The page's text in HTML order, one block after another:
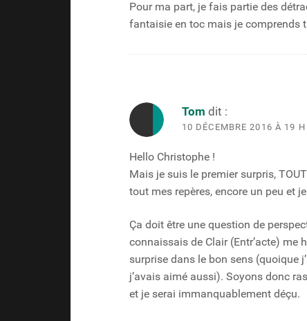
Pour ma part, je fais partie des
fantaisie en toc mais je comprends
Tom dit :
10 DÉCEMBRE 2016 À 19
Hello Christophe !
Mais je suis le premier surpris,
tout mes repères, encore un peu et
Ça doit être une question de
connaissais de Clair (Entr’acte) me
surprise dans le bon sens (quoique
j’avais aimé aussi). Soyons donc
et je serai immanquablement déçu.